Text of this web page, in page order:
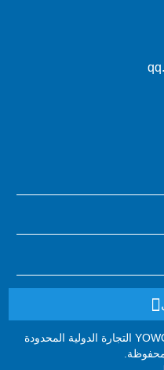
Copyright © 2024-2026 شاندونغ YOWO التجارة الدولية المحدودة